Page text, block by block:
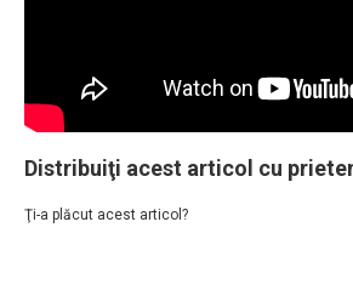
Distribuiţi acest articol cu
Ţi-a plăcut acest articol?